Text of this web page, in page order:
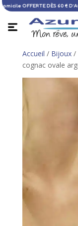
à domicile OFFERTE DÈS
Accueil / Bijoux/
cognac ovale